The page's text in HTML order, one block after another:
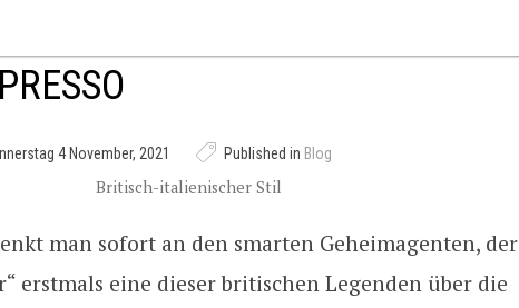
4 November, 2021 Published in Blog
Britisch-italienischer Stil
man sofort an den smarten Geheimagenten, der
erstmals eine dieser britischen Legenden über die